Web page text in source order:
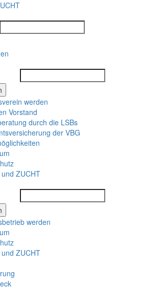
werden
Vorstand
durch die LSBs
der VBG
ZUCHT
werden
ZUCHT